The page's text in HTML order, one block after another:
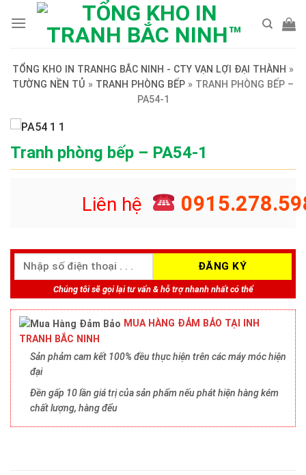
TỔNG KHO IN TRANHG BẮC NINH - CTY VẠN LỢI ĐẠI THÀNH »
TƯỜNG NỀN TỦ » TRANH PHÒNG BẾP » TRANH PHÒNG BẾP –
PA54-1
Tranh phòng bếp – PA54-1
Liên hệ
Chúng tôi sẽ gọi lại tư vấn & hỗ trợ nhanh nhất có thể
MUA HÀNG ĐẢM BẢO TẠI INH
TRANH BẮC NINH
Sản phảm cam kết 100% đều thực hiện trên các máy móc hiện
đại
Đền gấp 10 lần giá trị của sản phẩm nếu phát hiện hàng kém
chất lượng, hàng đểu